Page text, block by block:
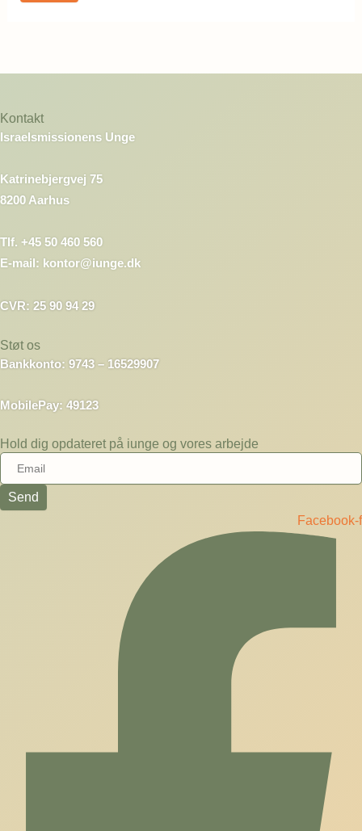
Kontakt
Israelsmissionens Unge
Katrinebjergvej 75
8200 Aarhus
Tlf. +45 50 460 560
E-mail: kontor@iunge.dk
CVR: 25 90 94 29
Støt os
Bankkonto: 9743 – 16529907
MobilePay: 49123
Hold dig opdateret på iunge og vores arbejde
Send
Facebook-f